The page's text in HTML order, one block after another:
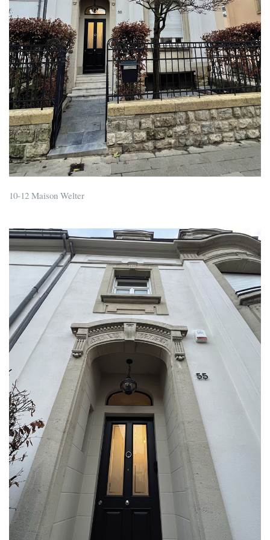
10-12 Maison Welter